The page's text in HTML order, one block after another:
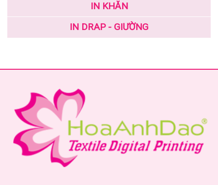
IN KHĂN
IN DRAP - GIƯỜNG